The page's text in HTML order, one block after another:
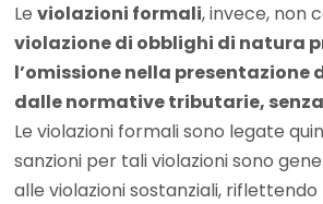
Le violazioni formali, invece, non
violazione di obblighi di natura
l’omissione nella
dalle normative tributarie,
Le violazioni formali sono legate
sanzioni per tali violazioni sono
alle violazioni sostanziali,